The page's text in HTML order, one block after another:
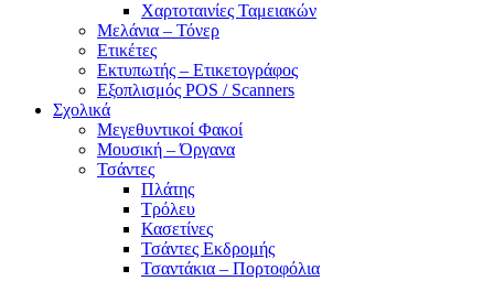
Χαρτοταινίες Ταμειακών
Μελάνια – Τόνερ
Ετικέτες
Εκτυπωτής – Ετικετογράφος
Εξοπλισμός POS / Scanners
Σχολικά
Μεγεθυντικοί Φακοί
Μουσική – Όργανα
Τσάντες
Πλάτης
Τρόλευ
Κασετίνες
Τσάντες Εκδρομής
Τσαντάκια – Πορτοφόλια